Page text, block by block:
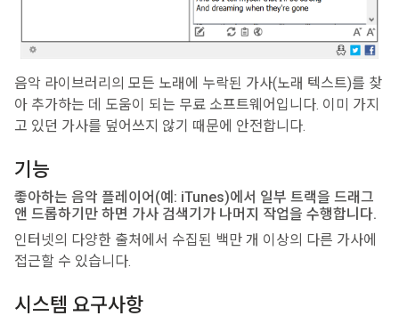
음악 라이브러리의 모든 노래에 누락된 가사(노래 텍스트)를 찾
아 추가하는 데 도움이 되는 무료 소프트웨어입니다. 이미 가지
고 있던 가사를 덮어쓰지 않기 때문에 안전합니다.
기능
좋아하는 음악 플레이어(예: iTunes)에서 일부 트랙을 드래그
앤 드롭하기만 하면 가사 검색기가 나머지 작업을 수행합니다.
인터넷의 다양한 출처에서 수집된 백만 개 이상의 다른 가사에
접근할 수 있습니다.
시스템 요구사항